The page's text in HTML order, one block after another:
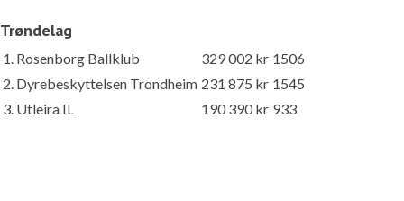
Trøndelag
1. Rosenborg Ballklub 329 002 kr 1506
2. Dyrebeskyttelsen Trondheim 231 875 kr 1545
3. Utleira IL
190 390 kr 933